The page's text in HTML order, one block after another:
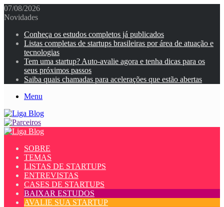
07/08/2026
Novidades
Conheça os estudos completos já publicados
Listas completas de startups brasileiras por área de atuação e
tecnologias
Tem uma startup? Auto-avalie agora e tenha dicas para os
seus próximos passos
Saiba quais chamadas para acelerações que estão abertas
Menu
SOBRE
TEMAS
LISTAS DE STARTUPS
ENTREVISTAS
CASES DE STARTUPS
BAIXAR ESTUDOS
AVALIE SUA STARTUP